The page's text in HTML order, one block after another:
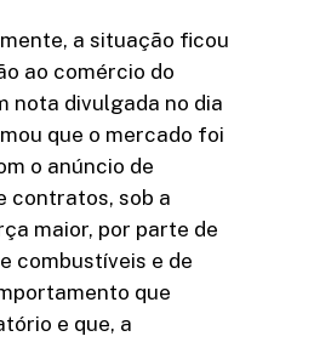
a situação ficou
ao comércio do
nota divulgada no dia
que o mercado foi
o anúncio de
contratos, sob a
maior, por parte de
combustíveis e de
que
e que, a